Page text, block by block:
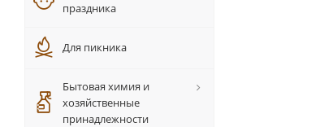
праздника
Для пикника
Бытовая химия и
хозяйственные
принадлежности